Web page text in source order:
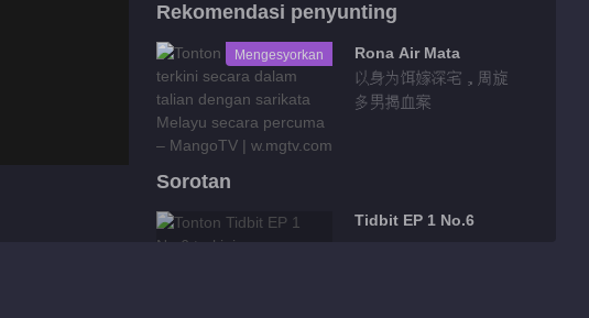
Rekomendasi penyunting
Mengesyorkan
Rona Air Mata
以身为饵嫁深宅，周旋
多男揭血案
Sorotan
Tidbit EP 1 No.6